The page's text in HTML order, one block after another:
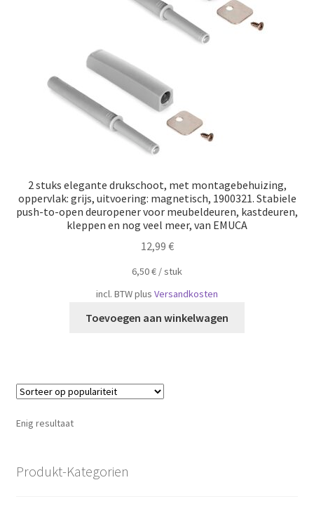
2 stuks elegante drukschoot, met montagebehuizing,
oppervlak: grijs, uitvoering: magnetisch, 1900321. Stabiele
push-to-open deuropener voor meubeldeuren, kastdeuren,
kleppen en nog veel meer, van EMUCA
12,99 €
6,50€ /​​stuk
incl. BTWplus Versandkosten
Toevoegen aan winkelwagen
Enig resultaat
Produkt-Kategorien